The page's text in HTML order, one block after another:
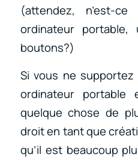
(attendez, n’est-
ordinateur
boutons?)
Si vous ne supportez
ordinateur portable
quelque chose de
droit en tant que
qu’il est beaucoup